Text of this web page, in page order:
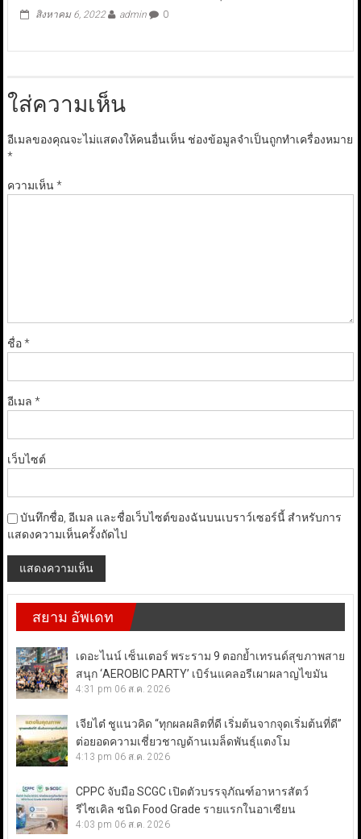
สิงหาคม 6, 2022 admin 0
ใส่ความเห็น
อีเมลของคุณจะไม่แสดงให้คนอื่นเห็น ช่องข้อมูลจำเป็นถูกทำเครื่องหมาย
*
ความเห็น*
ชื่อ*
อีเมล *
เว็บไซต์
บันทึกชื่อ, อีเมล และชื่อเว็บไซต์ของฉันบนเบราว์เซอร์นี้ สำหรับการ
แสดงความเห็นครั้งถัดไป
สยาม อัพเดท
เดอะไนน์ เซ็นเตอร์ พระราม 9 ตอกย้ำเทรนด์สุขภาพสาย
สนุก ‘AEROBIC PARTY’ เบิร์นแคลอรีเผาผลาญไขมัน
4:31 pm 06 ส.ค. 2026
เจียไต๋ ชูแนวคิด “ทุกผลผลิตที่ดี เริ่มต้นจากจุดเริ่มต้นที่ดี”
ต่อยอดความเชี่ยวชาญด้านเมล็ดพันธุ์แตงโม
4:13 pm 06 ส.ค. 2026
CPPC จับมือ SCGC เปิดตัวบรรจุภัณฑ์อาหารสัตว์
รีไซเคิล ชนิด Food Grade รายแรกในอาเซียน
4:03 pm 06 ส.ค. 2026